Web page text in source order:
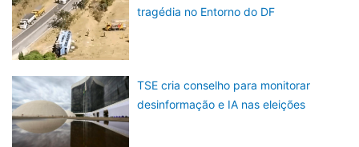
tragédia no Entorno do DF
TSE cria conselho para monitorar
desinformação e IA nas eleições